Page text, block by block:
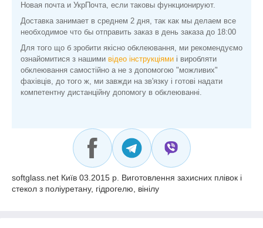
Новая почта и УкрПочта, если таковы функционируют.
Доставка занимает в среднем 2 дня, так как мы делаем все
необходимое что бы отправить заказ в день заказа до 18:00
Для того що б зробити якісно обклеювання, ми рекомендуємо
ознайомитися з нашими відео інструкціями і виробляти
обклеювання самостійно а не з допомогою "можливих"
фахівців, до того ж, ми завжди на зв'язку і готові надати
компетентну дистанційну допомогу в обклеюванні.
softglass.net Київ 03.2015 р. Виготовлення захисних плівок і
стекол з поліуретану, гідрогелю, вінілу